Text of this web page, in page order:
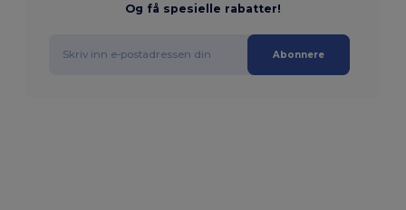
Og få spesielle rabatter!
Abonnere